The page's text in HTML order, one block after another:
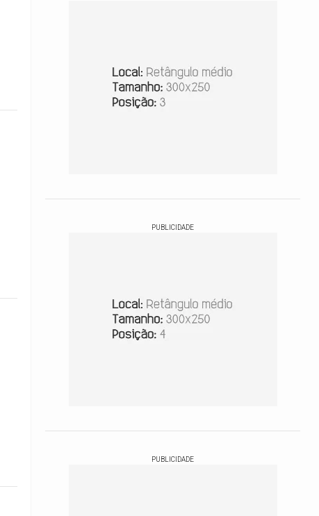
PUBLICIDADE
PUBLICIDADE